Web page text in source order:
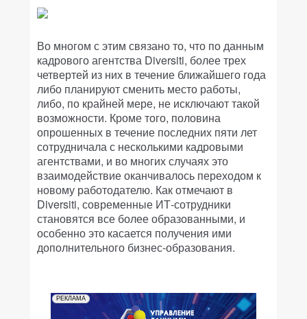
Во многом с этим связано то, что по данным
кадрового агентства Diversiti, более трех
четвертей из них в течение ближайшего года
либо планируют сменить место работы,
либо, по крайней мере, не исключают такой
возможности. Кроме того, половина
опрошенных в течение последних пяти лет
сотрудничала с несколькими кадровыми
агентствами, и во многих случаях это
взаимодействие оканчивалось переходом к
новому работодателю. Как отмечают в
Diversiti, современные ИТ-сотрудники
становятся все более образованными, и
особенно это касается получения ими
дополнительного бизнес-образования.
РЕКЛАМА